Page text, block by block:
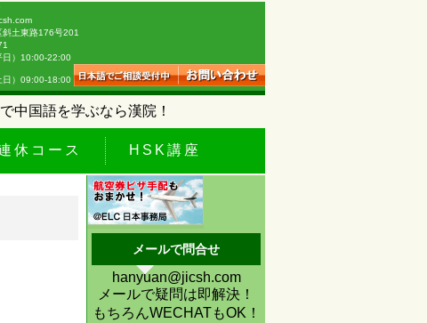
土東路176号201
日）10:00-22:00
18:00
中国語を学ぶなら漢院！
休コース HSK講座
メールで問合せ
hanyuan@jicsh.com
メールで疑問は即解決！
もちろんWECHATもOK！